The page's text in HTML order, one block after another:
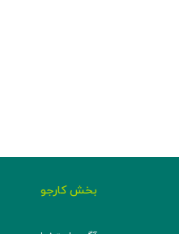
بخش کارجو